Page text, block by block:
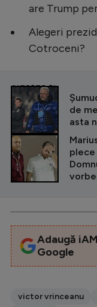
are Trump
Alegeri
Cotroceni?
CITEȘTE ȘI
de
asta
plece
Adaugă
Google
victor vrinceanu